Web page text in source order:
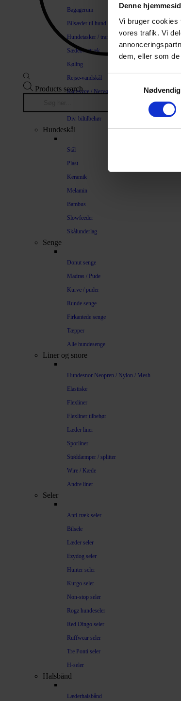
Denne
Vi bruger cookies
vores trafik. Vi
dem, eller som
Nødvendig
Bagagerum
Bilsæder til hund
Hundetasker / transportkasser
Sædeovertræk
Køling
Rejse-vandskål
Køresyge / Nervøsitet
Div. biltilbehør
Hundeskål
Stål
Plast
Keramik
Melamin
Bambus
Slowfeeder
Skålunderlag
Senge
Donut senge
Madras / Pude
Kurve / puder
Runde senge
Firkantede senge
Tæpper
Alle hundesenge
Liner og snore
Hundesnor Neopren / Nylon / Mesh
Elastiske
Flexliner
Flexliner tilbehør
Læder liner
Sporliner
Støddæmper / splitter
Wire / Kæde
Andre liner
Seler
Anti-træk seler
Bilsele
Læder seler
Ezydog seler
Hunter seler
Kurgo seler
Non-stop seler
Rogz hundeseler
Red Dingo seler
Ruffwear seler
Tre Ponti seler
H-seler
Halsbånd
Læderhalsbånd
Products search